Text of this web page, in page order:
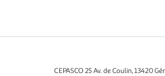
CEPASCO 25 Av. de Coulin, 13420